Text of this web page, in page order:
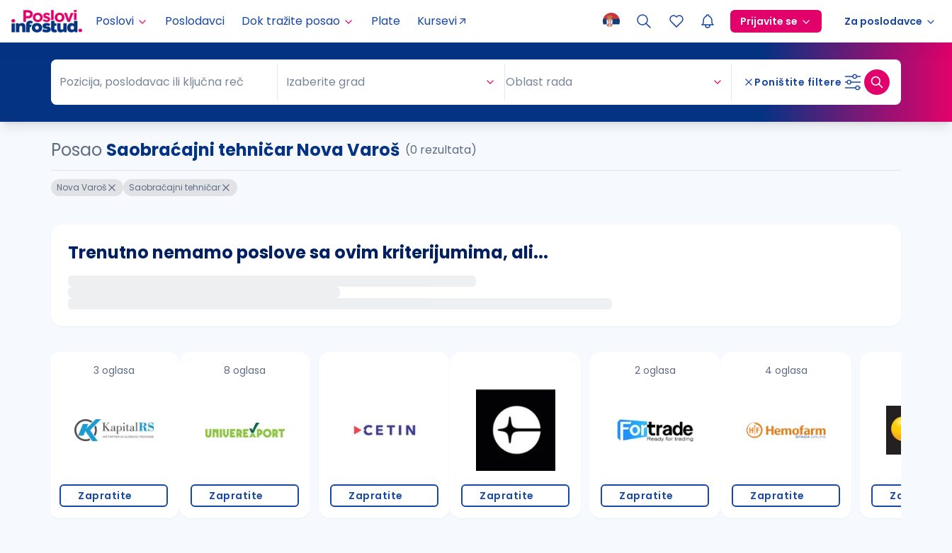
Poslovi Poslodavci Dok tražite posao Plate Kursevi Prijavite se Za poslodavce
Pozicija, poslodavac ili ključna reč
Pozicija, poslodavac ili ključna reč Grad
Izaberite grad Oblast rada Poništite filtere
Posao Saobraćajni tehničar Nova Varoš (0 rezultata)
Nova Varoš Saobraćajni tehničar
Trenutno nemamo poslove sa ovim kriterijumima, ali...
proverite pravopisne greške (koristite č, ć, š, đ, ž, dž)
povećajte radijus za odabrani grad
3 oglasa
Zapratite
8 oglasa
Zapratite Zapratite Zapratite
2 oglasa
Zapratite
4 oglasa
Zapratite Zapratite